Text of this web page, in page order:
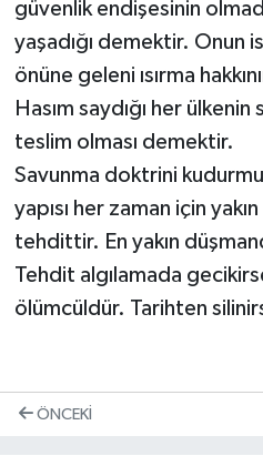
güvenlik endişesinin
yaşadığı demektir. Onun
önüne geleni ısırma
Hasım saydığı her ülkenin
teslim olması demektir.
Savunma doktrini
yapısı her zaman için
tehdittir. En yakın
Tehdit algılamada
ölümcüldür. Tarihten
ÖNCEKI